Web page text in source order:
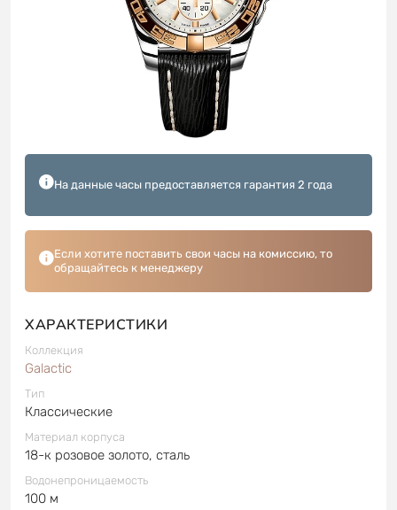
На данные часы предоставляется гарантия 2 года
Если хотите поставить свои часы на комиссию, то
обращайтесь к менеджеру
ХАРАКТЕРИСТИКИ
Коллекция
Galactic
Тип
Классические
Материал корпуса
18-к розовое золото, сталь
Водонепроницаемость
100 м